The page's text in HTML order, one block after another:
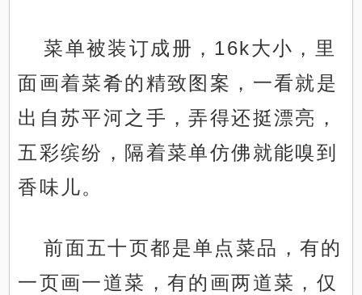
菜单被装订成册，16k大小，里
面画着菜肴的精致图案，一看就是
出自苏平河之手，弄得还挺漂亮，
五彩缤纷，隔着菜单仿佛就能嗅到
香味儿。
前面五十页都是单点菜品，有的
一页画一道菜，有的画两道菜，仅